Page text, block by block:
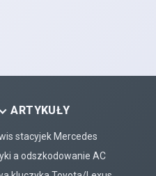
ARTYKUŁY
stacyjek Mercedes
a odszkodowanie AC